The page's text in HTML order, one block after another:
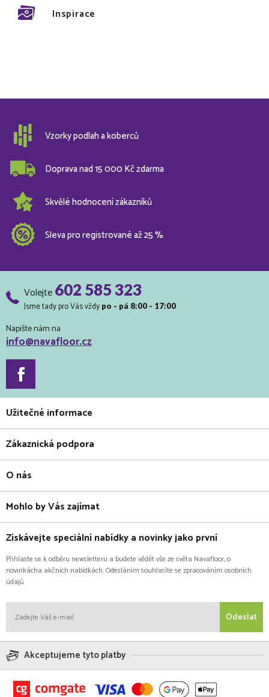
Inspirace
Vzorky podlah a koberců
Doprava nad 15 000 Kč zdarma
Skvělé hodnocení zákazníků
Sleva pro registrované až 25 %
Volejte602 585 323
Jsme tady pro Vás vždy po - pá 8:00 - 17:00
Napište nám na
info@navafloor.cz
Užitečné informace
Zákaznická podpora
O nás
Mohlo by Vás zajímat
Získávejte speciální nabídky a novinky jako první
Přihlaste se k odběru newsletteru a budete vědět vše ze světa Navafloor, o
novinkácha akčních nabídkách. Odesláním souhlasíte se zpracováním osobních
údajů.
Odeslat
Akceptujeme tyto platby